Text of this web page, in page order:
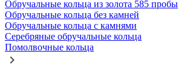
Обручальные кольца из золота 585 пробы
Обручальные кольца без камней
Обручальные кольца с камнями
Серебряные обручальные кольца
Помолвочные кольца